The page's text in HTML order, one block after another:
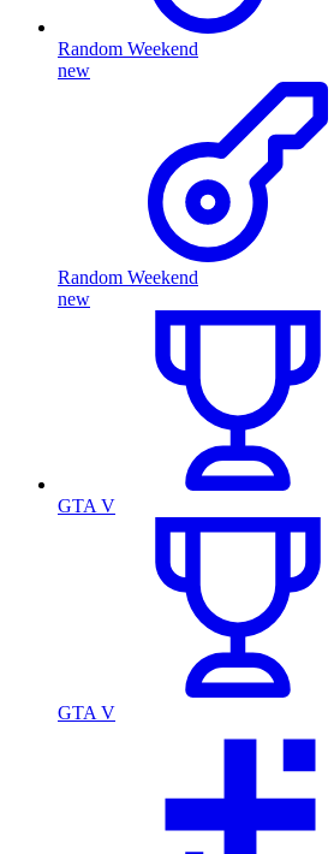
Random Weekend
new
Random Weekend
new
GTA V
GTA V